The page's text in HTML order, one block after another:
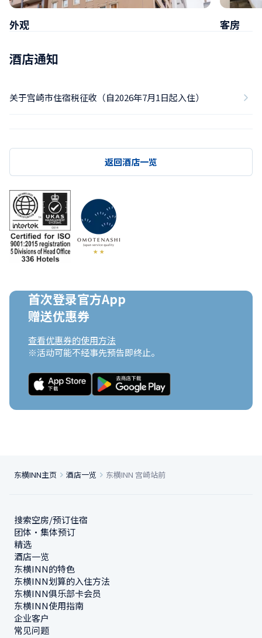
外观 客房
酒店通知
关于宫崎市住宿税征收（自2026年7月1日起入住）
返回酒店一览
首次登录官方App
赠送优惠券
查看优惠券的使用方法
※活动可能不经事先预告即终止。
东横INN主页 酒店一览 东横INN 宫崎站前
搜索空房/预订住宿
团体・集体预订
精选
酒店一览
东横INN的特色
东横INN划算的入住方法
东横INN俱乐部卡会员
东横INN使用指南
企业客户
常见问题